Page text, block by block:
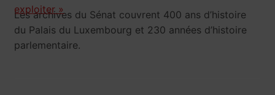
Les archives du Sénat couvrent 400 ans d’histoire
du Palais du Luxembourg et 230 années d’histoire
parlementaire.